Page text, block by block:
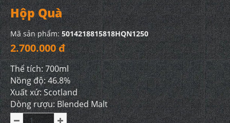
Hộp Quà
Mã sản phẩm:5014218815818HQN1250
2.700.000 đ
Thể tích: 700ml
Nồng độ: 46.8%
Xuất xứ: Scotland
Dòng rượu: Blended Malt